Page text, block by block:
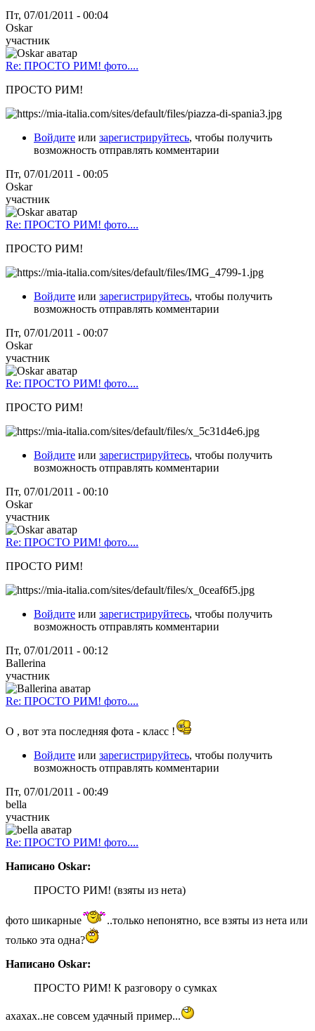
Пт, 07/01/2011 - 00:04
Oskar
участник
Re: ПРОСТО РИМ! фото....
ПРОСТО РИМ!
Войдите или зарегистрируйтесь, чтобы получить
возможность отправлять комментарии
Пт, 07/01/2011 - 00:05
Oskar
участник
Re: ПРОСТО РИМ! фото....
ПРОСТО РИМ!
Войдите или зарегистрируйтесь, чтобы получить
возможность отправлять комментарии
Пт, 07/01/2011 - 00:07
Oskar
участник
Re: ПРОСТО РИМ! фото....
ПРОСТО РИМ!
Войдите или зарегистрируйтесь, чтобы получить
возможность отправлять комментарии
Пт, 07/01/2011 - 00:10
Oskar
участник
Re: ПРОСТО РИМ! фото....
ПРОСТО РИМ!
Войдите или зарегистрируйтесь, чтобы получить
возможность отправлять комментарии
Пт, 07/01/2011 - 00:12
Ballerina
участник
Re: ПРОСТО РИМ! фото....
О , вот эта последняя фота - класс !
Войдите или зарегистрируйтесь, чтобы получить
возможность отправлять комментарии
Пт, 07/01/2011 - 00:49
bella
участник
Re: ПРОСТО РИМ! фото....
Написано Oskar:
ПРОСТО РИМ! (взяты из нета)
фото шикарные
..только непонятно, все взяты из нета или
только эта одна?
Написано Oskar:
ПРОСТО РИМ! К разговору о сумках
ахахах..не совсем удачный пример...